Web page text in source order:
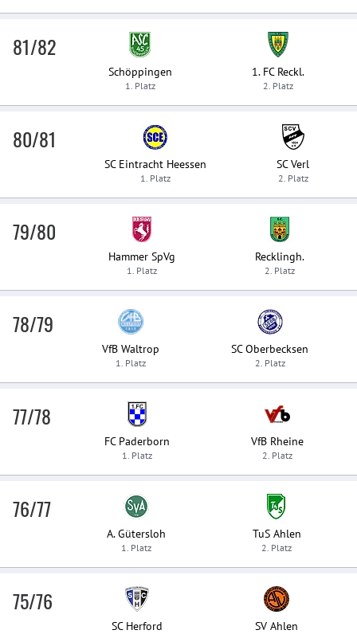
81/82
Schöppingen
1. Platz
1. FC Reckl.
2. Platz
80/81
SC Eintracht Heessen
1. Platz
SC Verl
2. Platz
79/80
Hammer SpVg
1. Platz
Recklingh.
2. Platz
78/79
VfB Waltrop
1. Platz
SC Oberbecksen
2. Platz
77/78
FC Paderborn
1. Platz
VfB Rheine
2. Platz
76/77
A. Gütersloh
1. Platz
TuS Ahlen
2. Platz
75/76
SC Herford SV Ahlen